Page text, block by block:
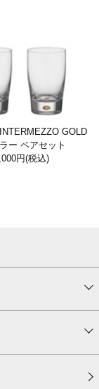
GOLD
ー ペアセット
円(税込)